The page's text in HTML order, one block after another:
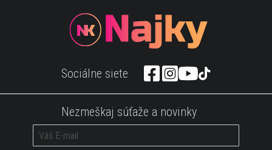
Je toto vôbec normálne??
Myslíte si, že kórejské ženy majú malé oči?;)
Banány v čokoláde tak ako si ešte nevidel;)
Epicke Redbull video ti dá dávku adrenalínu
Babenka v bikinach ukazuje ako správne nasadiť snežné reťaze ;)
Sociálne siete
Nezmeškaj súťaže a novinky